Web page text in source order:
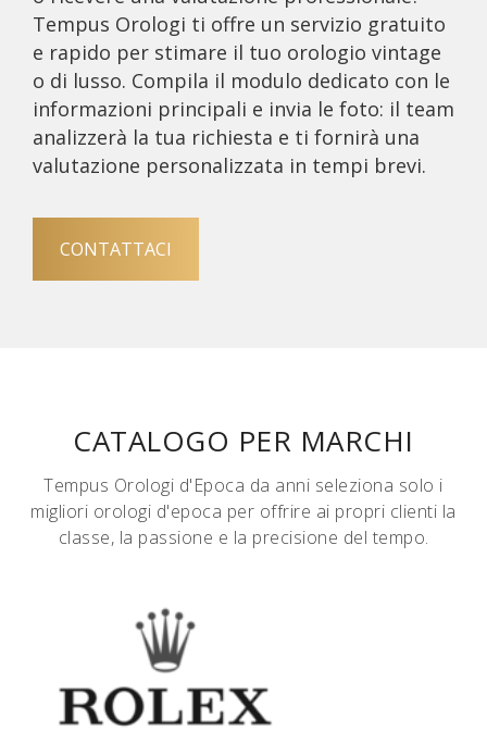
Tempus Orologi ti offre un servizio gratuito
e rapido per stimare il tuo orologio vintage
o di lusso. Compila il modulo dedicato con le
informazioni principali e invia le foto: il team
analizzerà la tua richiesta e ti fornirà una
valutazione personalizzata in tempi brevi.
CONTATTACI
CATALOGO PER MARCHI
Tempus Orologi d'Epoca da anni seleziona solo i
migliori orologi d'epoca per offrire ai propri clienti la
classe, la passione e la precisione del tempo.